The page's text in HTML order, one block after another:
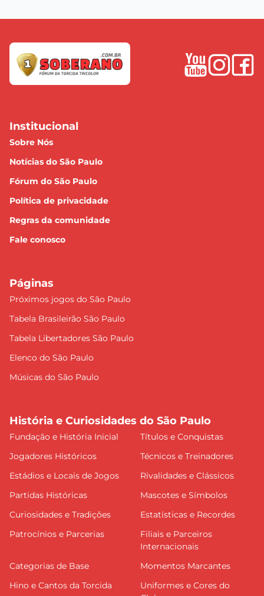
Institucional
Sobre Nós
Notícias do São Paulo
Fórum do São Paulo
Política de privacidade
Regras da comunidade
Fale conosco
Páginas
Próximos jogos do São Paulo
Tabela Brasileirão São Paulo
Tabela Libertadores São Paulo
Elenco do São Paulo
Músicas do São Paulo
História e Curiosidades do São Paulo
Fundação e História Inicial
Títulos e Conquistas
Jogadores Históricos
Técnicos e Treinadores
Estádios e Locais de Jogos
Rivalidades e Clássicos
Partidas Históricas
Mascotes e Símbolos
Curiosidades e Tradições
Estatísticas e Recordes
Patrocínios e Parcerias
Filiais e Parceiros
Internacionais
Categorias de Base
Momentos Marcantes
Hino e Cantos da Torcida
Uniformes e Cores do